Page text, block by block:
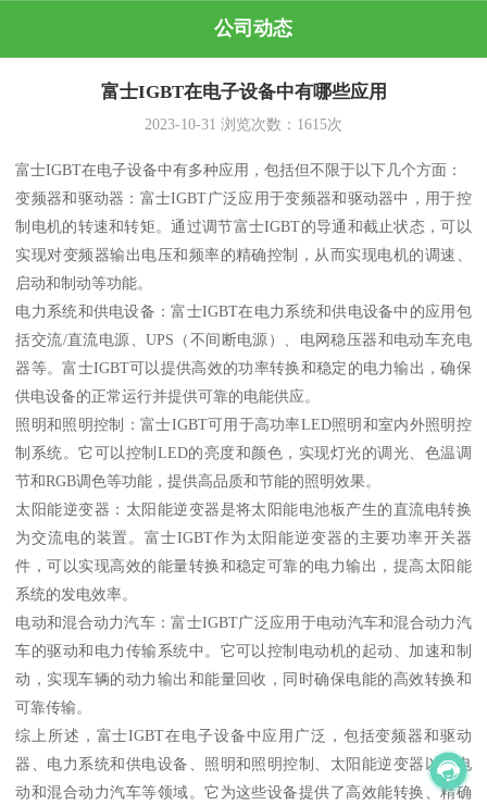
公司动态
富士IGBT在电子设备中有哪些应用
2023-10-31 浏览次数： 1615次
富士IGBT在电子设备中有多种应用，包括但不限于以下几个方面：
变频器和驱动器：富士IGBT广泛应用于变频器和驱动器中，用于控
制电机的转速和转矩。通过调节富士IGBT的导通和截止状态，可以
实现对变频器输出电压和频率的精确控制，从而实现电机的调速、
启动和制动等功能。
电力系统和供电设备：富士IGBT在电力系统和供电设备中的应用包
括交流/直流电源、UPS（不间断电源）、电网稳压器和电动车充电
器等。富士IGBT可以提供高效的功率转换和稳定的电力输出，确保
供电设备的正常运行并提供可靠的电能供应。
照明和照明控制：富士IGBT可用于高功率LED照明和室内外照明控
制系统。它可以控制LED的亮度和颜色，实现灯光的调光、色温调
节和RGB调色等功能，提供高品质和节能的照明效果。
太阳能逆变器：太阳能逆变器是将太阳能电池板产生的直流电转换
为交流电的装置。富士IGBT作为太阳能逆变器的主要功率开关器
件，可以实现高效的能量转换和稳定可靠的电力输出，提高太阳能
系统的发电效率。
电动和混合动力汽车：富士IGBT广泛应用于电动汽车和混合动力汽
车的驱动和电力传输系统中。它可以控制电动机的起动、加速和制
动，实现车辆的动力输出和能量回收，同时确保电能的高效转换和
可靠传输。
综上所述，富士IGBT在电子设备中应用广泛，包括变频器和驱动
器、电力系统和供电设备、照明和照明控制、太阳能逆变器以及电
动和混合动力汽车等领域。它为这些设备提供了高效能转换、精确